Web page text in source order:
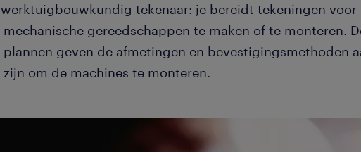
werktuigbouwkundig tekenaar: je bereidt tekeningen voor
mechanische gereedschappen te maken of te monteren.
plannen geven de afmetingen en bevestigingsmethoden
zijn om de machines te monteren.